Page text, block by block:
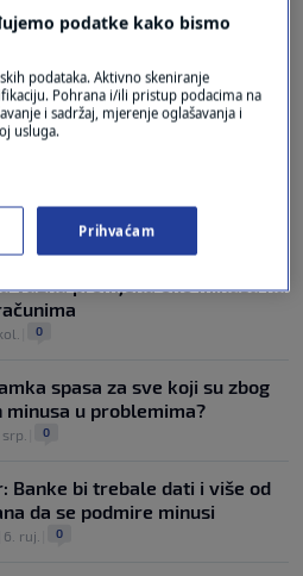
Oglas
važna promjena oko minusa na
0
spasa za sve koji su zbog
minusa u problemima?
0
Banke bi trebale dati i više od
da se podmire minusi
6. ruj. 0
podatke kako bismo
podataka. Aktivno skeniranje
Pohrana i/ili pristup podacima na
i sadržaj, mjerenje oglašavanja i
usluga.
Prihvaćam